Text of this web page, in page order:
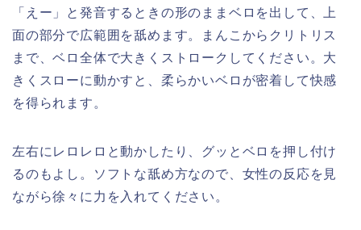
「えー」と発音するときの形のままベロを出して、上
面の部分で広範囲を舐めます。まんこからクリトリス
まで、ベロ全体で大きくストロークしてください。大
きくスローに動かすと、柔らかいベロが密着して快感
を得られます。
左右にレロレロと動かしたり、グッとベロを押し付け
るのもよし。ソフトな舐め方なので、女性の反応を見
ながら徐々に力を入れてください。